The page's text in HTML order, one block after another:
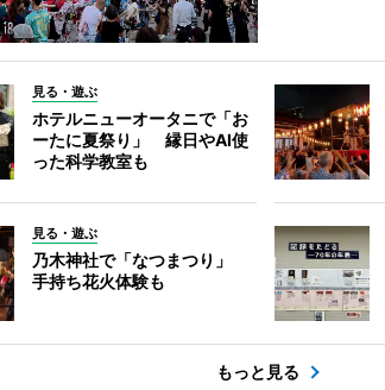
見る・遊ぶ
ホテルニューオータニで「お
ーたに夏祭り」 縁日やAI使
った科学教室も
見る・遊ぶ
乃木神社で「なつまつり」
手持ち花火体験も
もっと見る